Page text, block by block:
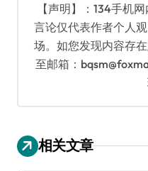
【声明】：134手机
言论仅代表作者个人
场。如您发现内容存
至邮箱：
相关文章